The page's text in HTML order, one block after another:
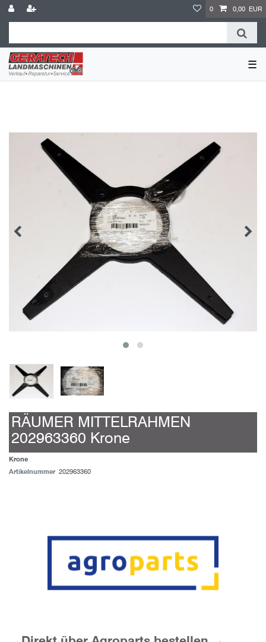
0 0,00 EUR
☰
RÄUMER MITTELRAHMEN
202963360 Krone
Krone
Artikelnummer 202963360